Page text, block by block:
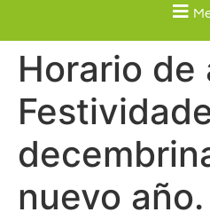
Horario de
nuevo año.